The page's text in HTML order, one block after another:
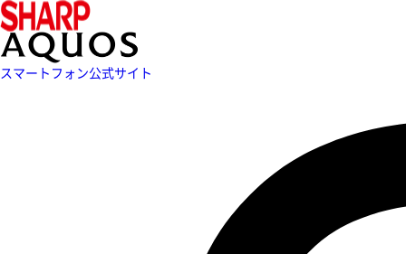
スマートフォン公式サイト